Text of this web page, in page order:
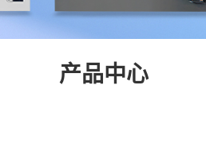
产品中心